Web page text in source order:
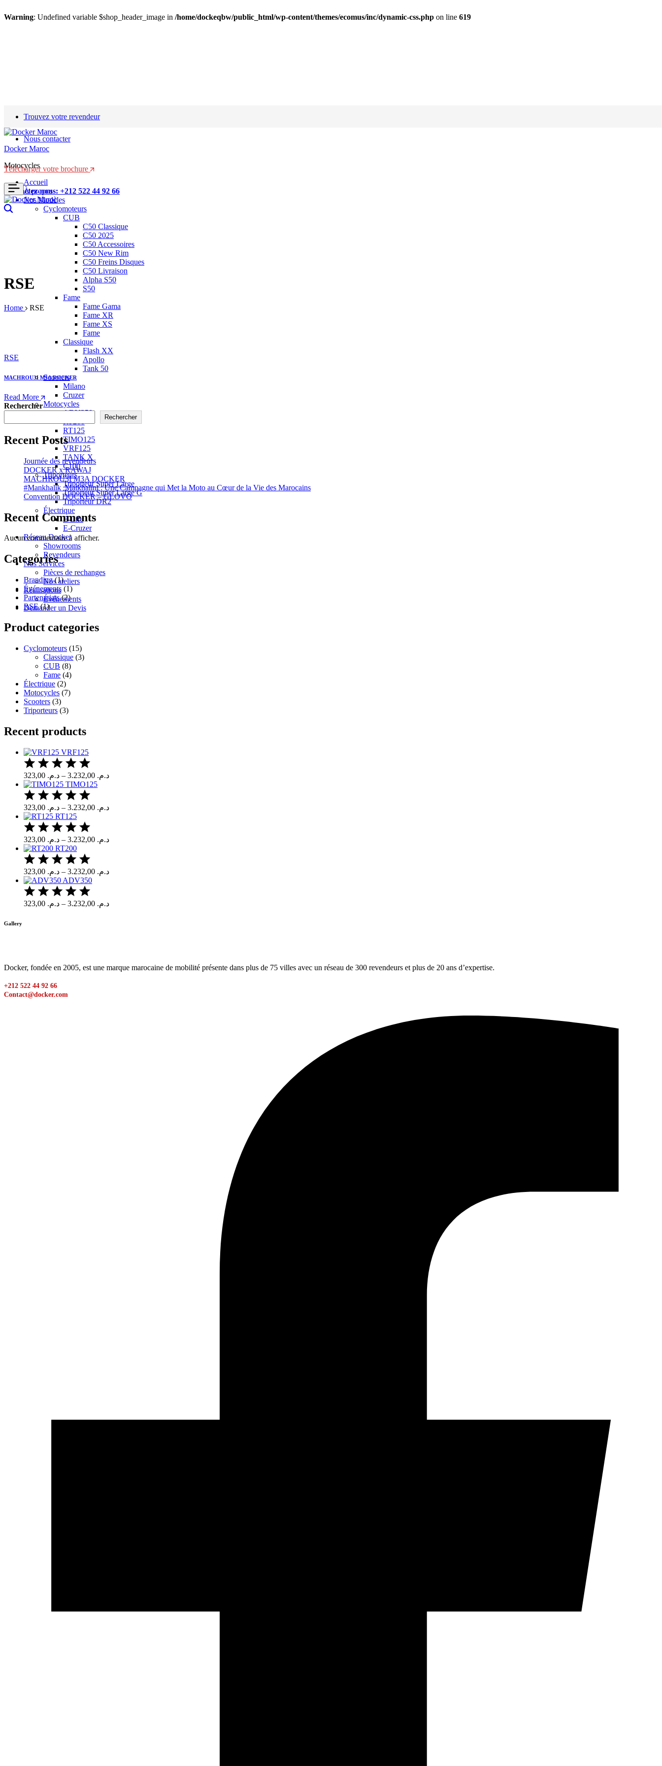
Warning: Undefined variable $shop_header_image in /home/dockeqbw/public_html/wp-content/themes/ecomus/inc/dynamic-css.php on line 619
Trouvez votre revendeur
Nous contacter
Télécharger votre brochure
Contactez-nous: +212 522 44 92 66
Docker Maroc
Motocycles
Accueil
À propos
Nos Modèles
Cyclomoteurs
CUB
C50 Classique
C50 2025
C50 Accessoires
C50 New Rim
C50 Freins Disques
C50 Livraison
Alpha S50
S50
Fame
Fame Gama
Fame XR
Fame XS
Fame
Classique
Flash XX
Apollo
Tank 50
Scooters
Milano
Cruzer
Motocycles
ADV350
RT200
RT125
TIMO125
VRF125
TANK X
C100
Triporteurs
Triporteur Super Large
Triporteur Super Large G
Triporteur DR2
Électrique
E-Life
E-Cruzer
Réseau Docker
Showrooms
Revendeurs
Nos Services
Pièces de rechanges
Nos ateliers
Réalisations
Événements
Demander un Devis
RSE
Home RSE
RSE
MACHROU3I M3A DOCKER
Read More
Rechercher
Rechercher
Recent Posts
Journée des revendeurs
DOCKER x RAWAJ
MACHROU3I M3A DOCKER
#Mankhalik_Matkhalini : Une Campagne qui Met la Moto au Cœur de la Vie des Marocains
Convention DOCKER – GLOVO
Recent Comments
Aucun commentaire à afficher.
Categories
Branding(1)
Événements (1)
Partenariats(2)
RSE(1)
Product categories
Cyclomoteurs (15)
Classique (3)
CUB (8)
Fame (4)
Électrique (2)
Motocycles (7)
Scooters (3)
Triporteurs (3)
Recent products
VRF125
د.م. – د.م.
TIMO125
د.م. – د.م.
RT125
د.م. – د.م.
RT200
د.م. – د.م.
ADV350
د.م. – د.م.
Gallery
Docker, fondée en 2005, est une marque marocaine de mobilité présente dans plus de 75 villes avec un réseau de 300 revendeurs et plus de 20 ans d’expertise.
+212 522 44 92 66
Contact@docker.com